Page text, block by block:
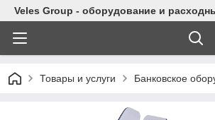
Veles Group - оборудование и
Товары и услуги Банковское